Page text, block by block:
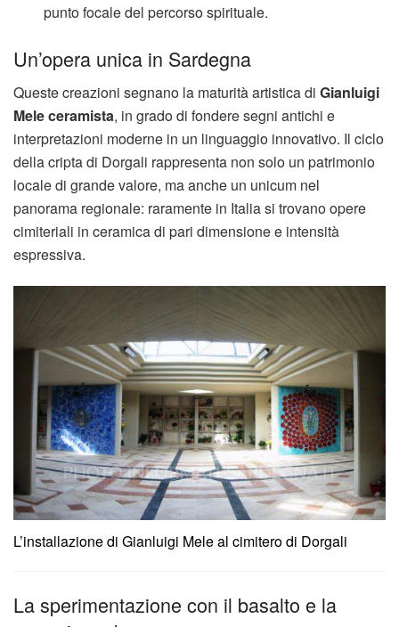
punto focale del percorso spirituale.
Un’opera unica in Sardegna
Queste creazioni segnano la maturità artistica di Gianluigi
Mele ceramista, in grado di fondere segni antichi e
interpretazioni moderne in un linguaggio innovativo. Il ciclo
della cripta di Dorgali rappresenta non solo un patrimonio
locale di grande valore, ma anche un unicum nel
panorama regionale: raramente in Italia si trovano opere
cimiteriali in ceramica di pari dimensione e intensità
espressiva.
L’installazione di Gianluigi Mele al cimitero di Dorgali
La sperimentazione con il basalto e la